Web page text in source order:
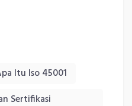
Itu Iso 45001
Sertifikasi